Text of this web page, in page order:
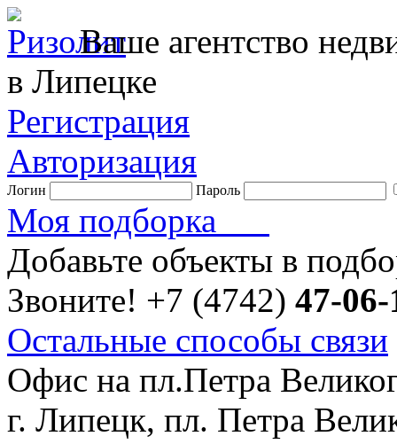
Ваше агентство
в Липецке
Регистрация
Авторизация
Логин Пароль
Моя подборка
Добавьте объекты в
Звоните! +7 (4742) 47-06-
Остальные способы связи
Офис на пл.Петра
г. Липецк, пл. Петра